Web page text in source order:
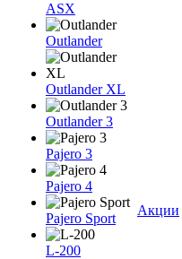
ASX
Outlander
Outlander XL
Outlander 3
Pajero 3
Pajero 4
Pajero Sport
L-200
Акции